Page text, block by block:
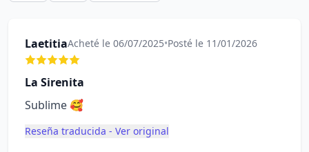
LaetitiaAcheté le 06/07/2025•Posté le 11/01/2026
La Sirenita
Sublime 🥰
Reseña traducida - Ver original